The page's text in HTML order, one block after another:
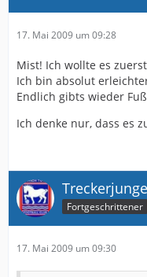
17. Mai 2009 um 09:28
Mist! Ich wollte es
Ich bin absolut
Endlich gibts wieder
Ich denke nur, dass es
Treckerjunge
Fortgeschrittener
17. Mai 2009 um 09:30